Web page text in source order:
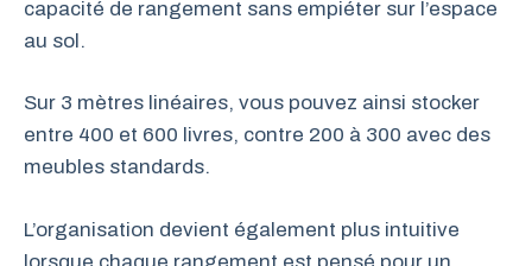
capacité de rangement sans empiéter sur l’espace
au sol.
Sur 3 mètres linéaires, vous pouvez ainsi stocker
entre 400 et 600 livres, contre 200 à 300 avec des
meubles standards.
L’organisation devient également plus intuitive